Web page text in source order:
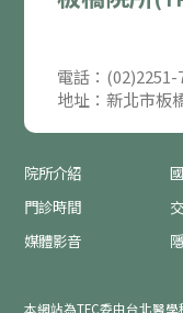
電話：(02)2251-
地址：新北市板
院所介紹
門診時間
媒體影音
本網站為TFC委由台北醫